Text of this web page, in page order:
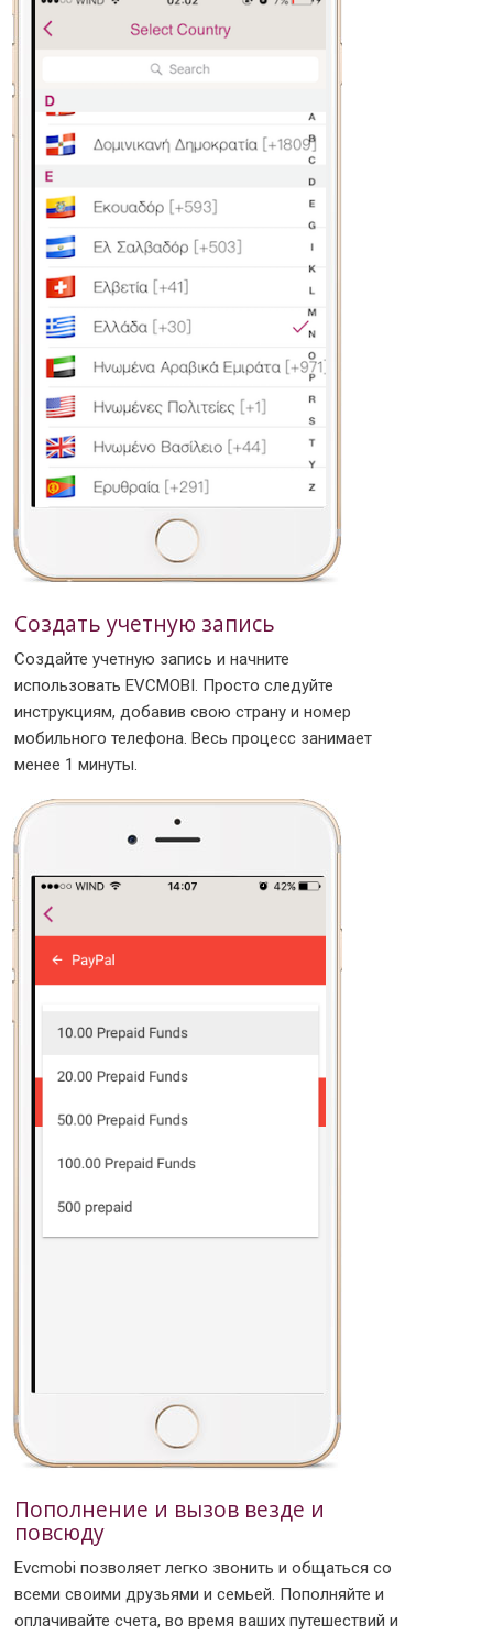
Создать учетную запись
Создайте учетную запись и начните
использовать EVCMOBI. Просто следуйте
инструкциям, добавив свою страну и номер
мобильного телефона. Весь процесс занимает
менее 1 минуты.
Пополнение и вызов везде и
повсюду
Evcmobi позволяет легко звонить и общаться со
всеми своими друзьями и семьей. Пополняйте и
оплачивайте счета, во время ваших путешествий и